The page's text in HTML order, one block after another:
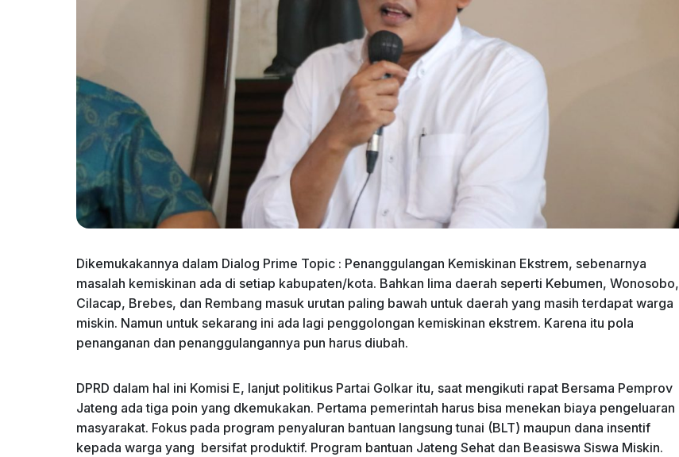
Dikemukakannya dalam Dialog Prime Topic : Penanggulangan Kemiskinan Ekstrem, sebenarnya
masalah kemiskinan ada di setiap kabupaten/kota. Bahkan lima daerah seperti Kebumen, Wonosobo,
Cilacap, Brebes, dan Rembang masuk urutan paling bawah untuk daerah yang masih terdapat warga
miskin. Namun untuk sekarang ini ada lagi penggolongan kemiskinan ekstrem. Karena itu pola
penanganan dan penanggulangannya pun harus diubah.
DPRD dalam hal ini Komisi E, lanjut politikus Partai Golkar itu, saat mengikuti rapat Bersama Pemprov
Jateng ada tiga poin yang dkemukakan. Pertama pemerintah harus bisa menekan biaya pengeluaran
masyarakat. Fokus pada program penyaluran bantuan langsung tunai (BLT) maupun dana insentif
kepada warga yang bersifat produktif. Program bantuan Jateng Sehat dan Beasiswa Siswa Miskin.